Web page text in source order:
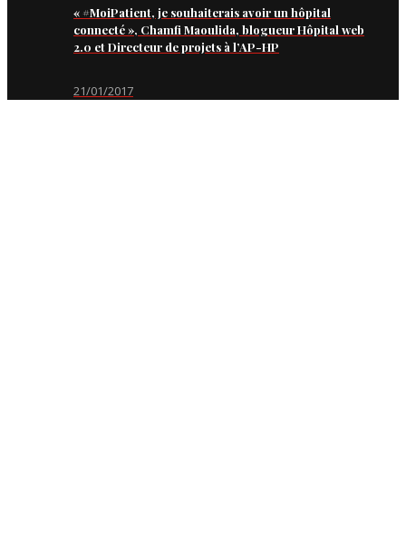
« #MoiPatient, je souhaiterais avoir un hôpital
connecté », Chamfi Maoulida, blogueur Hôpital web
2.0 et Directeur de projets à l’AP-HP
21/01/2017